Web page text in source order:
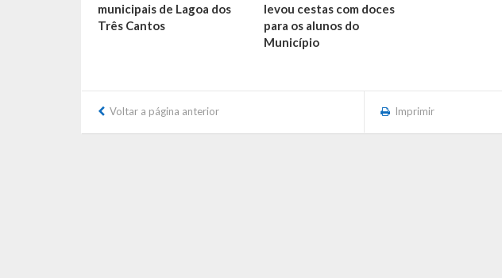
municipais de Lagoa dos
Três Cantos
levou cestas com doces
para os alunos do
Município
Voltar a página anterior Imprimir